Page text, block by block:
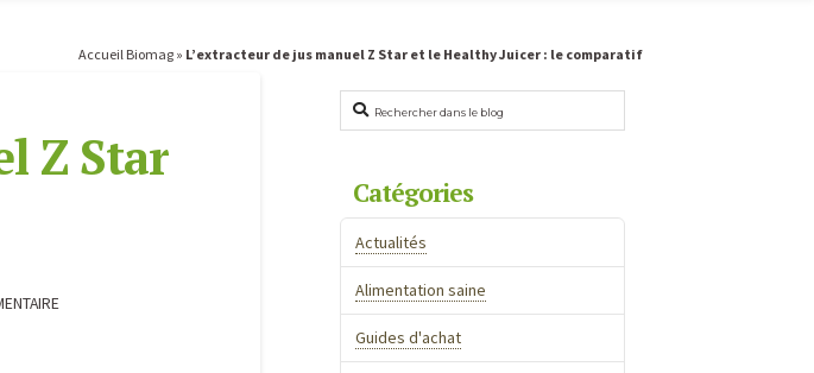
Accueil Biomag » L’extracteur de jus manuel Z Star et le Healthy Juicer : le comparatif
Z Star
Rechercher
Catégories
Actualités
Alimentation saine
Guides d'achat